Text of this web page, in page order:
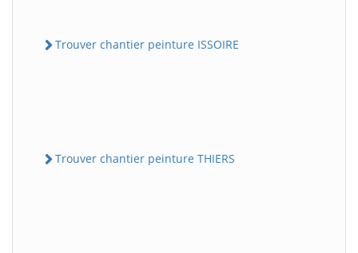
Trouver chantier peinture ISSOIRE
Trouver chantier peinture THIERS